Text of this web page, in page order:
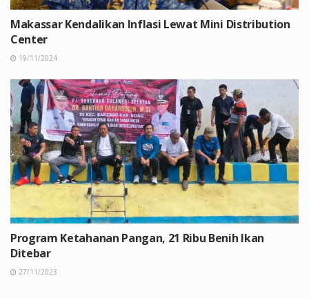
Makassar Kendalikan Inflasi Lewat Mini Distribution
Center
19/11/2024
Program Ketahanan Pangan, 21 Ribu Benih Ikan
Ditebar
27/11/2023